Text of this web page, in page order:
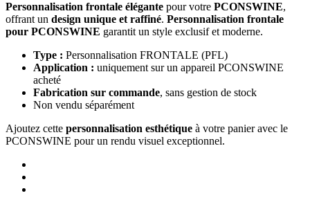
Personnalisation frontale élégante pour votre PCONSWINE,
offrant un design unique et raffiné. Personnalisation frontale
pour PCONSWINE garantit un style exclusif et moderne.
Type : Personnalisation FRONTALE (PFL)
Application : uniquement sur un appareil PCONSWINE
acheté
Fabrication sur commande, sans gestion de stock
Non vendu séparément
Ajoutez cette personnalisation esthétique à votre panier avec le
PCONSWINE pour un rendu visuel exceptionnel.